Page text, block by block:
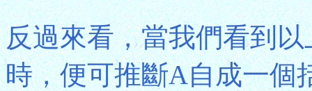
反過來看，當我們看到
時，便可推斷A自成一個